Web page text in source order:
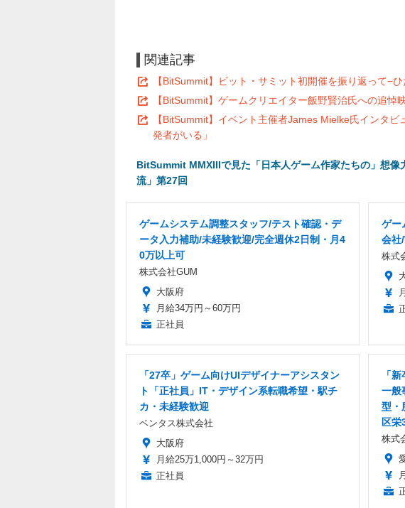
関連記事
【BitSummit】ビット・サミット初開催を振り返って−
【BitSummit】ゲームクリエイター飯野賢治氏への追悼
【BitSummit】イベント主催者James Mielke氏インタ
発者がいる」
BitSummit MMXIIIで見た「日本人ゲーム作家たちの」想像
流」第27回
ゲームシステム調整スタッフ/テスト確認・デ
ータ入力補助/未経験歓迎/完全週休2日制・月4
0万以上可
株式会社GUM
大阪府
月給34万円～60万円
正社員
ゲー
会社
株式
「27卒」ゲーム向けUIデザイナーアシスタン
ト「正社員」IT・デザイン系転職希望・駅チ
カ・未経験歓迎
ベンタス株式会社
大阪府
月給25万1,000円～32万円
正社員
「
一般
型・
区栄
株式